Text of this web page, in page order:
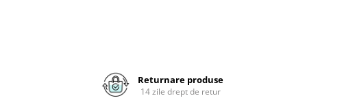
Returnare produse
14 zile drept de retur